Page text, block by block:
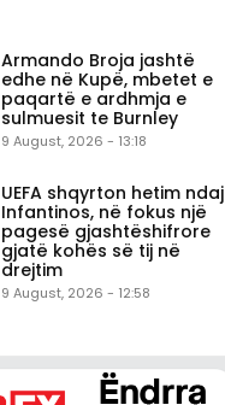
Armando Broja jashtë
edhe në Kupë, mbetet e
paqartë e ardhmja e
sulmuesit te Burnley
9 August, 2026 - 13:18
UEFA shqyrton hetim ndaj
Infantinos, në fokus një
pagesë gjashtëshifrore
gjatë kohës së tij në
drejtim
9 August, 2026 - 12:58